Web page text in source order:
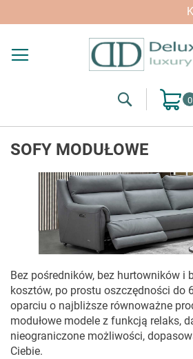
Search
Mój
SOFY MODUŁOWE
Bez pośredników, bez hurtowników i
kosztów, po prostu oszczędności do
oparciu o najbliższe równoważne
modułowe modele z funkcją relaks,
nieograniczone możliwości,
Ciebie.